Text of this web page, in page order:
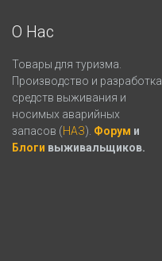
О Нас
Товары для туризма.
Производство и разработка
средств выживания и
носимых аварийных
запасов (НАЗ). Форум и
Блоги выживальщиков.